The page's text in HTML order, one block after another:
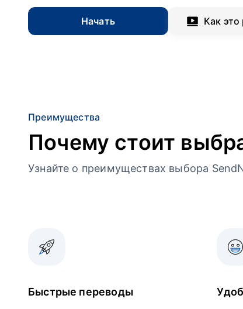
Начать Как это
Преимущества
Почему стоит
Узнайте о преимуществах выбора
Быстрые переводы